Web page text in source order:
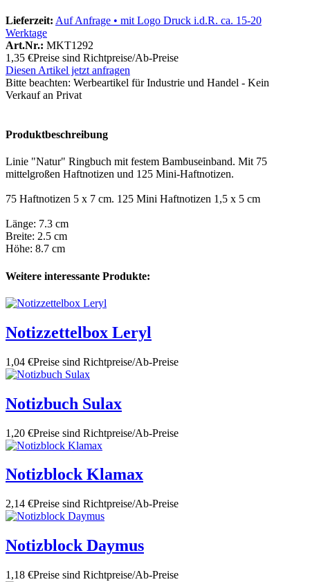
Lieferzeit: Auf Anfrage • mit Logo Druck i.d.R. ca. 15-20
Werktage
Art.Nr.: MKT1292
1,35 €Preise sind Richtpreise/Ab-Preise
Diesen Artikel jetzt anfragen
Bitte beachten: Werbeartikel für Industrie und Handel - Kein
Verkauf an Privat
Produktbeschreibung
Linie "Natur" Ringbuch mit festem Bambuseinband. Mit 75
mittelgroßen Haftnotizen und 125 Mini-Haftnotizen.
75 Haftnotizen 5 x 7 cm. 125 Mini Haftnotizen 1,5 x 5 cm
Länge: 7.3 cm
Breite: 2.5 cm
Höhe: 8.7 cm
Weitere interessante Produkte:
Notizzettelbox Leryl
1,04 €Preise sind Richtpreise/Ab-Preise
Notizbuch Sulax
1,20 €Preise sind Richtpreise/Ab-Preise
Notizblock Klamax
2,14 €Preise sind Richtpreise/Ab-Preise
Notizblock Daymus
1,18 €Preise sind Richtpreise/Ab-Preise